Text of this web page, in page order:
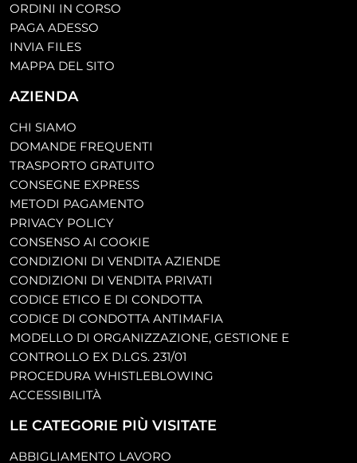
ORDINI IN CORSO
PAGA ADESSO
INVIA FILES
MAPPA DEL SITO
AZIENDA
CHI SIAMO
DOMANDE FREQUENTI
TRASPORTO GRATUITO
CONSEGNE EXPRESS
METODI PAGAMENTO
PRIVACY POLICY
CONSENSO AI COOKIE
CONDIZIONI DI VENDITA AZIENDE
CONDIZIONI DI VENDITA PRIVATI
CODICE ETICO E DI CONDOTTA
CODICE DI CONDOTTA ANTIMAFIA
MODELLO DI ORGANIZZAZIONE, GESTIONE E
CONTROLLO EX D.LGS. 231/01
PROCEDURA WHISTLEBLOWING
ACCESSIBILITÀ
LE CATEGORIE PIÙ VISITATE
ABBIGLIAMENTO LAVORO